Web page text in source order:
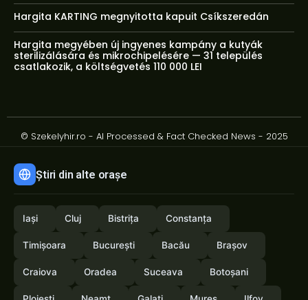
Hargita KARTING megnyitotta kapuit Csíkszeredán
Hargita megyében új ingyenes kampány a kutyák
sterilizálására és mikrochipelésére — 31 település
csatlakozik, a költségvetés 110 000 LEI
© Szekelyhir.ro - AI Processed & Fact Checked News - 2025
Știri din alte orașe
Iași Cluj Bistrița Constanța
Timișoara București Bacău Brașov
Craiova Oradea Suceava Botoșani